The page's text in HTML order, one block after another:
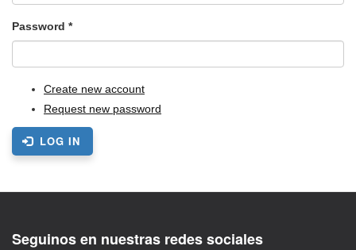
Password *
Create new account
Request new password
LOG IN
Seguinos en nuestras redes sociales